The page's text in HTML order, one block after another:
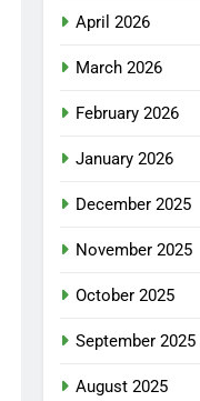
April 2026
March 2026
February 2026
January 2026
December 2025
November 2025
October 2025
September 2025
August 2025